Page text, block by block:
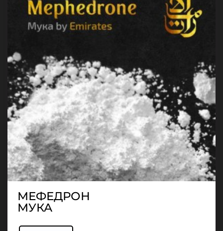
МЕФЕДРОН
МУКА